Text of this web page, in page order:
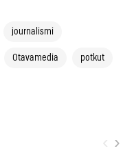
journalismi
Otavamedia potkut
›